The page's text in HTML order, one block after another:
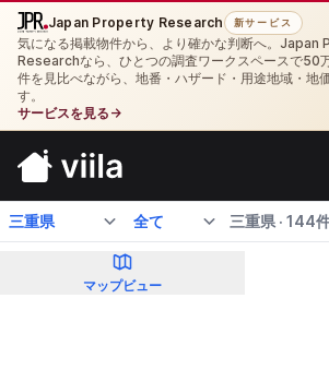
Japan Property Research 新サービス
気になる掲載物件から、より確かな判断へ。
Researchなら、ひとつの調査ワークスペースで50
件を見比べながら、地番・ハザード・用途地域・地
す。
サービスを見る →
航空写真
三重県 · 144
マップビュー